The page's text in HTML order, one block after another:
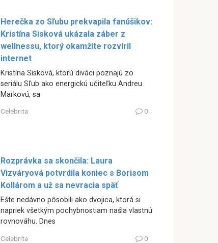
Herečka zo Sľubu prekvapila fanúšikov:
Kristína Sisková ukázala záber z
wellnessu, ktorý okamžite rozvíril
internet
Kristína Sisková, ktorú diváci poznajú zo
seriálu Sľub ako energickú učiteľku Andreu
Markovú, sa
Celebrita 0
Rozprávka sa skončila: Laura
Vizváryová potvrdila koniec s Borisom
Kollárom a už sa nevracia späť
Ešte nedávno pôsobili ako dvojica, ktorá si
napriek všetkým pochybnostiam našla vlastnú
rovnováhu. Dnes
Celebrita 0